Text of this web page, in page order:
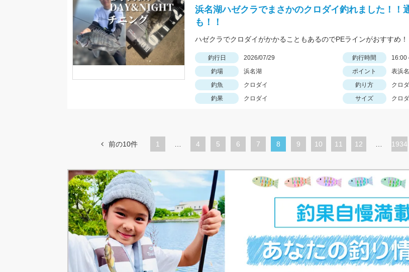
浜名湖ハゼクラでまさかのクロダイ釣れました！！
も！！
ハゼクラでクロダイがかかることもあるのでPEラインがおすすめ！
釣行日 2026/07/29 釣行時間
16:00
釣場
浜名湖 ポイント
表浜
釣魚
クロダイ 釣り方
クロ
釣果
クロダイ サイズ クロ
前の10件 1
ペ
ジ
4
ペ
ジ
5
ペ
6
ペ
7
カ
ト
ジ
8
ペ
9
ペ
10
ペ
11
ペ
12 1934